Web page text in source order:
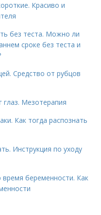
Красиво и
без теста. Можно ли
сроке без теста и
Средство от рубцов
Мезотерапия
Как тогда распознать
Инструкция по уходу
время беременности. Как